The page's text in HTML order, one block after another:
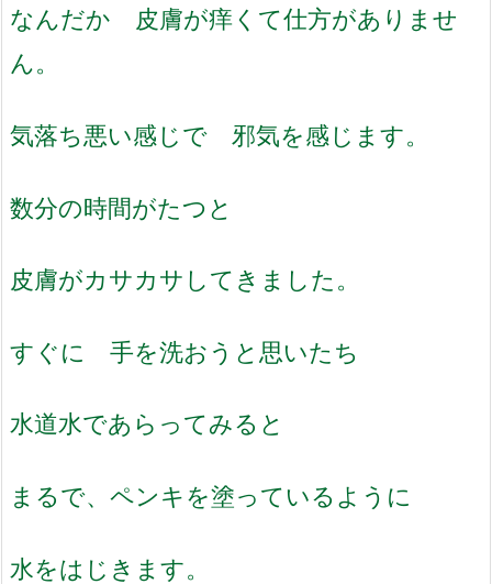
なんだか 皮膚が痒くて仕方がありませ
ん。
気落ち悪い感じで 邪気を感じます。
数分の時間がたつと
皮膚がカサカサしてきました。
すぐに 手を洗おうと思いたち
水道水であらってみると
まるで、ペンキを塗っているように
水をはじきます。